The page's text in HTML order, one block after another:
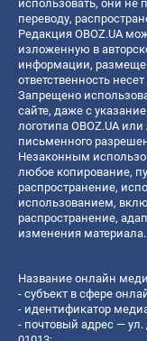
использовать, они не
переводу,
Редакция OBOZ.UA
изложенную в
информации,
ответственность
Запрещено
сайте, даже с
логотипа OBOZ.UA
письменного
Незаконным
любое копирование,
распространение,
использованием,
распространение,
изменения материала.
Название онлайн
- субъект в сфере
- идентификатор
- почтовый адрес —